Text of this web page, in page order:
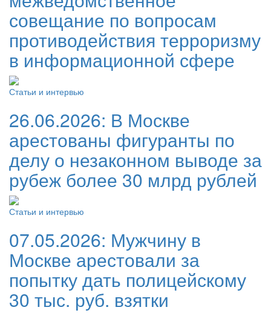
совещание по вопросам
противодействия терроризму
в информационной сфере
Статьи и интервью
26.06.2026: В Москве
арестованы фигуранты по
делу о незаконном выводе за
рубеж более 30 млрд рублей
Статьи и интервью
07.05.2026: Мужчину в
Москве арестовали за
попытку дать полицейскому
30 тыс. руб. взятки